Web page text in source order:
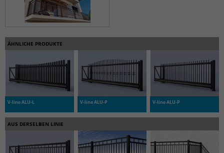
ÄHNLICHE PRODUKTE
V-line ALU-L V-line ALU-P V-line ALU-P
AUS DERSELBEN LINIE